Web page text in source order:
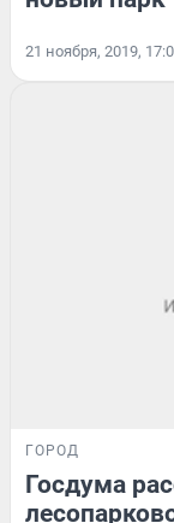
21 ноября, 2019,
ГОРОД
Госдума